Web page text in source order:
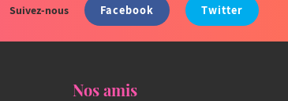
Suivez-nous Facebook Twitter
Nos amis